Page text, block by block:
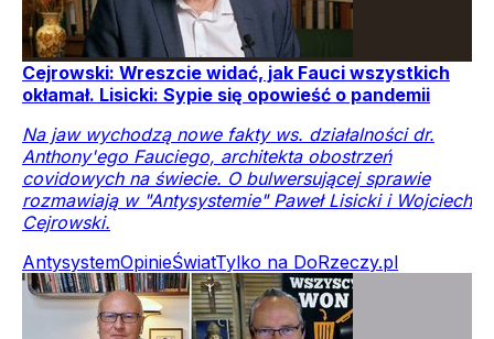
Cejrowski: Wreszcie widać, jak Fauci wszystkich
okłamał. Lisicki: Sypie się opowieść o pandemii
Na jaw wychodzą nowe fakty ws. działalności dr.
Anthony'ego Fauciego, architekta obostrzeń
covidowych na świecie. O bulwersującej sprawie
rozmawiają w "Antysystemie" Paweł Lisicki i Wojciech
Cejrowski.
AntysystemOpinieŚwiatTylko na DoRzeczy.pl